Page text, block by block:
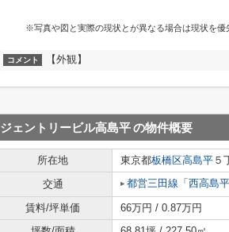
※写真や図と実際の現状とが異なる場合は現状を優
コメント 【外観】
ジェントリービル高島平の物件概要
所在地 東京都板橋区高島平 ５
交通
都営三田線 「 西高島平
賃料/坪単価 66万円 / 0.87万円